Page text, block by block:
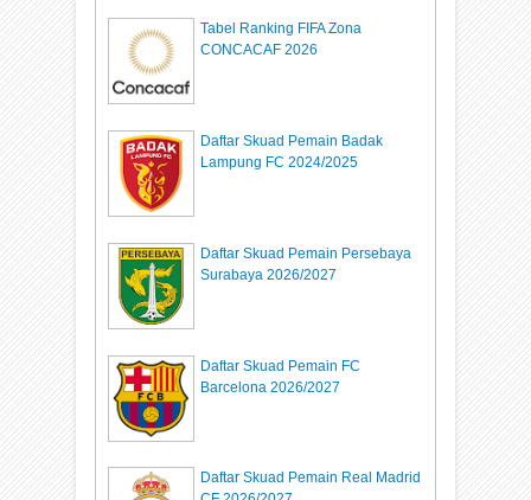
Tabel Ranking FIFA Zona
CONCACAF 2026
Daftar Skuad Pemain Badak
Lampung FC 2024/2025
Daftar Skuad Pemain Persebaya
Surabaya 2026/2027
Daftar Skuad Pemain FC
Barcelona 2026/2027
Daftar Skuad Pemain Real Madrid